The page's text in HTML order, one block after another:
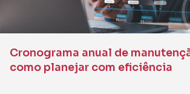
Cronograma anual de
como planejar com eficiência